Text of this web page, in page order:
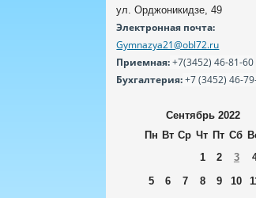
ул. Орджоникидзе, 49
Электронная почта:
Gymnazya21@obl72.ru
Приемная:+7(3452) 46-81-60
Бухгалтерия:+7 (3452) 46-
Сентябрь 2022
Пн Вт Ср Чт Пт Сб
1
2 3
5
6 7 8 9 10